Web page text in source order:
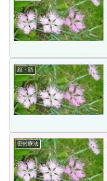
顔・頭
密封療法